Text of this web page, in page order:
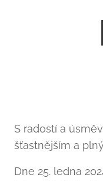
S radostí a
šťastnějším a
Dne 25. ledna